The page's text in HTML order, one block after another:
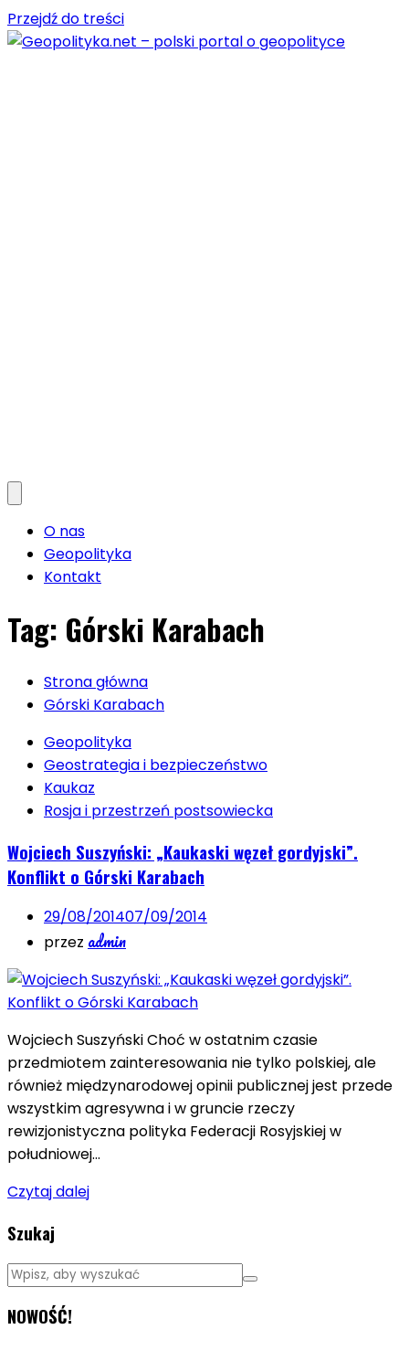
Przejdź do treści
O nas
Geopolityka
Kontakt
Tag: Górski Karabach
Strona główna
Górski Karabach
Geopolityka
Geostrategia i bezpieczeństwo
Kaukaz
Rosja i przestrzeń postsowiecka
Wojciech Suszyński: „Kaukaski węzeł gordyjski”.
Konflikt o Górski Karabach
29/08/201407/09/2014
przez admin
Wojciech Suszyński Choć w ostatnim czasie
przedmiotem zainteresowania nie tylko polskiej, ale
również międzynarodowej opinii publicznej jest przede
wszystkim agresywna i w gruncie rzeczy
rewizjonistyczna polityka Federacji Rosyjskiej w
południowej…
Czytaj dalej
Szukaj
NOWOŚĆ!